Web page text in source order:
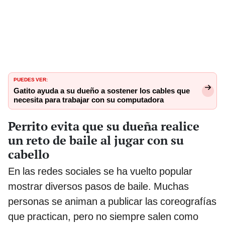
PUEDES VER:
Gatito ayuda a su dueño a sostener los cables que
necesita para trabajar con su computadora
Perrito evita que su dueña realice
un reto de baile al jugar con su
cabello
En las redes sociales se ha vuelto popular
mostrar diversos pasos de baile. Muchas
personas se animan a publicar las coreografías
que practican, pero no siempre salen como